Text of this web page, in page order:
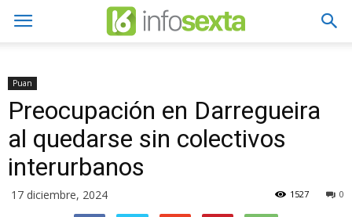
Puan
Preocupación en Darregueira
al quedarse sin colectivos
interurbanos
17 diciembre, 2024 0
1527